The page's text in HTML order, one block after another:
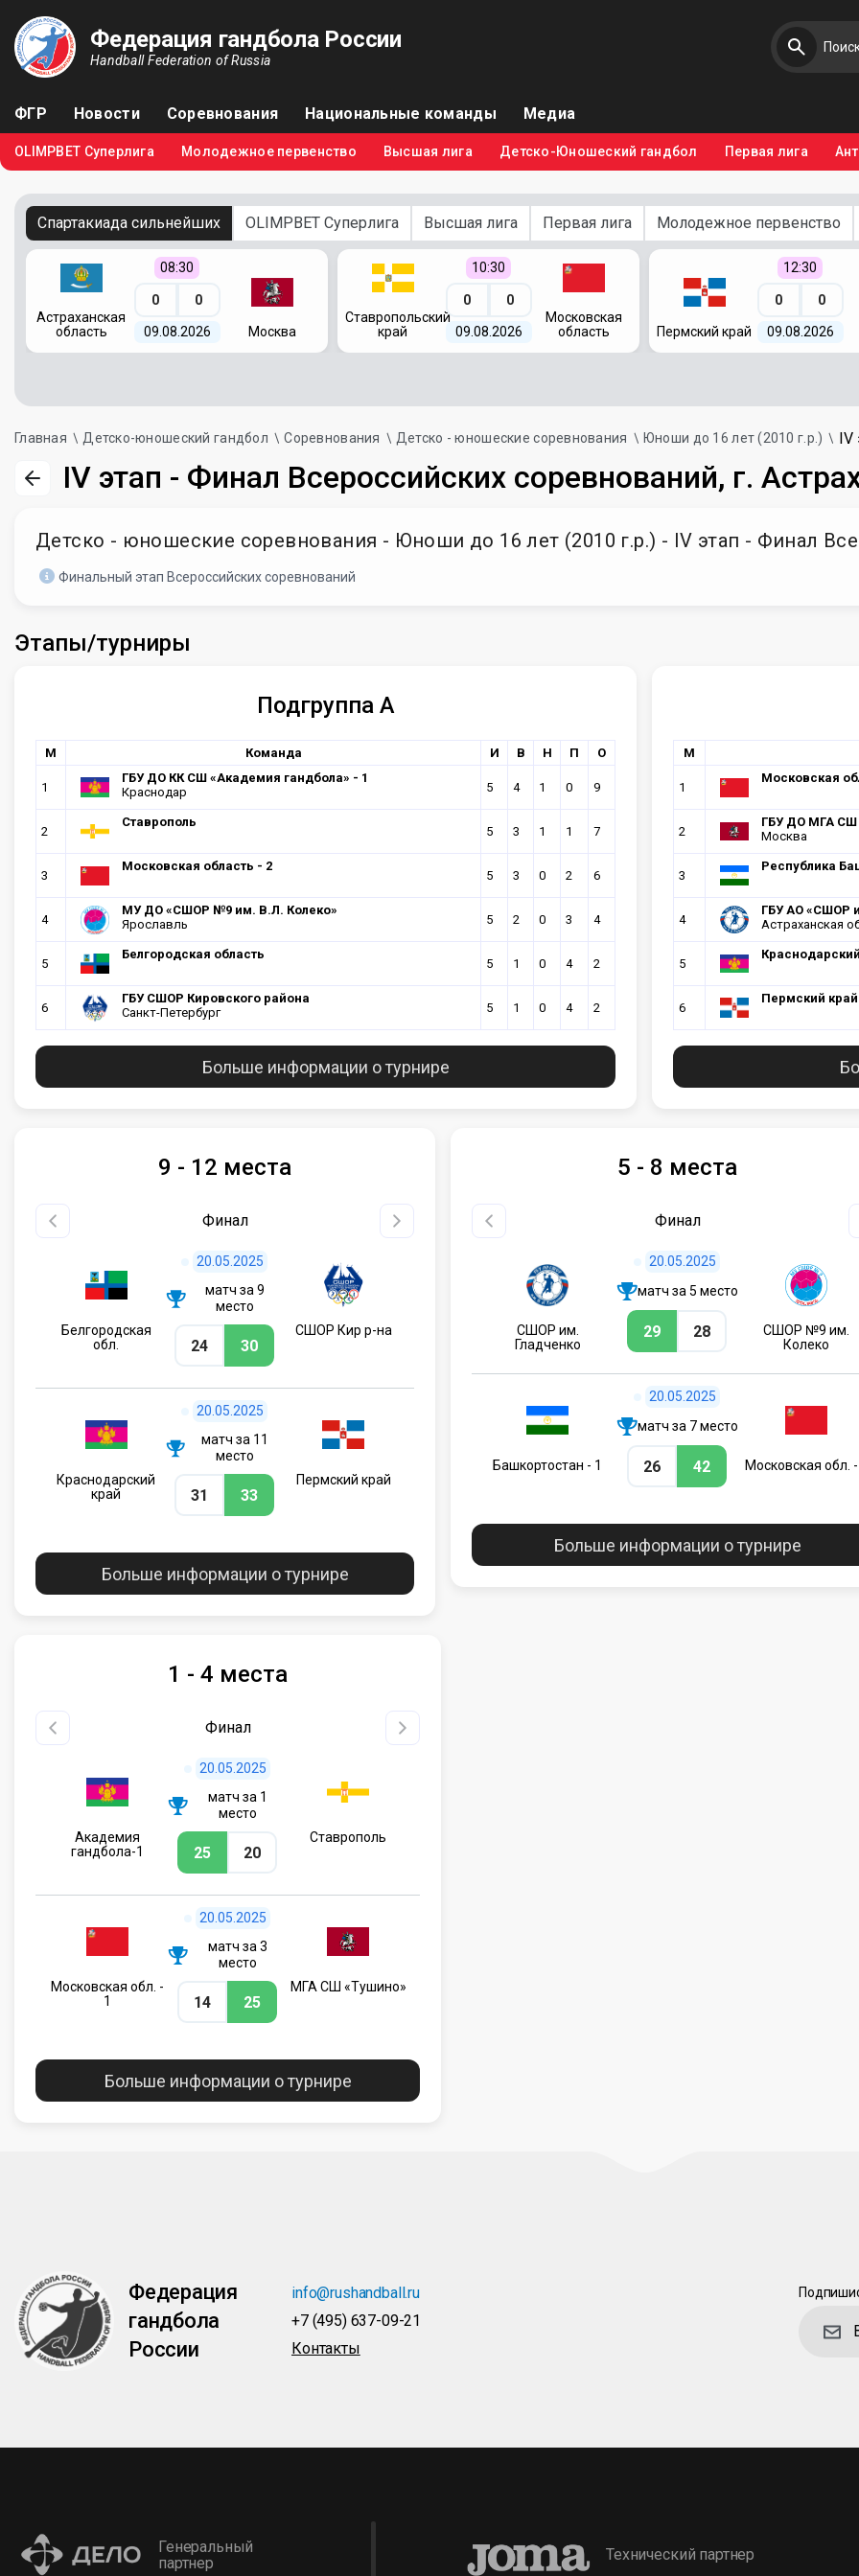
Федерация гандбола России
Handball Federation of Russia
ФГР Новости Соревнования Национальные команды Медиа
OLIMPBET Суперлига Молодежное первенство Высшая лига Детско-Юношеский гандбол Первая лига
Спартакиада сильнейших OLIMPBET Суперлига Высшая лига Первая лига Молодежное первенство
Астраханская
область
08:30
0 0
09.08.2026 Москва
Ставропольский
край
10:30
0 0
09.08.2026
Московская
область
Пермский край
12:30
0 0
09.08.2026
Главная Детско-юношеский гандбол Соревнования Детско - юношеские соревнования Юноши до 16 лет (2010 г.р.) IV
IV этап - Финал Всероссийских соревнований, г.
Детско - юношеские соревнования - Юноши до 16 лет (2010 г.р.) - IV этап - Финал
Финальный этап Всероссийских соревнований
Этапы/турниры
Подгруппа А
М Команда И В Н П О
1
ГБУ ДО КК СШ «Академия гандбола» - 1
Краснодар
5 4 1 0 9
2
Ставрополь
5 3 1 1 7
3
Московская область - 2
5 3 0 2 6
4
МУ ДО «СШОР №9 им. В.Л. Колеко»
Ярославль
5 2 0 3 4
5
Белгородская область
5 1 0 4 2
6
ГБУ СШОР Кировского района
Санкт-Петербург
5 1 0 4 2
Больше информации о турнире
М
1
Московская
2
ГБУ ДО МГА СШ
Москва
3
Республика
4
ГБУ АО «СШОР
Астраханская
5
6
Пермский край
9 - 12 места
Финал
Белгородская
обл.
20.05.2025
матч за 9
место
24 30
СШОР Кир р-на
Краснодарский
край
20.05.2025
матч за 11
место
31 33
Пермский край
Больше информации о турнире
5 - 8 места
Финал
СШОР им.
Гладченко
20.05.2025
матч за 5 место
29 28
СШОР №9 им.
Колеко
Башкортостан - 1
20.05.2025
матч за 7 место
26 42 Московская обл.
Больше информации о турнире
1 - 4 места
Финал
Академия
гандбола-1
20.05.2025
матч за 1
место
25 20
Ставрополь
Московская обл. -
1
20.05.2025
матч за 3
место
14 25
МГА СШ «Тушино»
Больше информации о турнире
Федерация
гандбола
России
info@rushandball.ru
+7 (495) 637-09-21
Контакты
Генеральный
партнер
Технический партнер